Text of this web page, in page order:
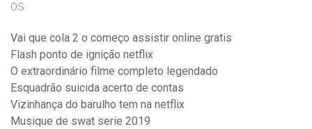
OS
Vai que cola 2 o começo assistir online gratis
Flash ponto de ignição netflix
O extraordinário filme completo legendado
Esquadrão suicida acerto de contas
Vizinhança do barulho tem na netflix
Musique de swat serie 2019